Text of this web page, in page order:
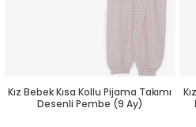
Kız Bebek Kısa Kollu Pijama Takımı
Desenli Pembe (9 Ay)